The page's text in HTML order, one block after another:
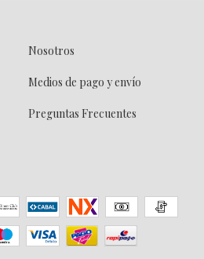
Nosotros
Medios de pago y envío
Preguntas Frecuentes